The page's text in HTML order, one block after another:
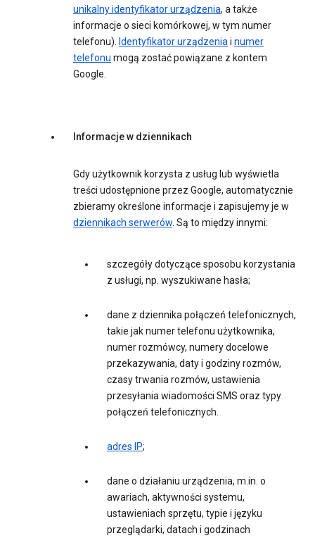
unikalny identyfikator urządzenia, a także
informacje o sieci komórkowej, w tym numer
telefonu). Identyfikator urządzeniai numer
telefonu mogą zostać powiązane z kontem
Google.
Informacje w dziennikach
Gdy użytkownik korzysta z usług lub wyświetla
treści udostępnione przez Google, automatycznie
zbieramy określone informacje i zapisujemy je w
dziennikach serwerów. Są to między innymi:
szczegóły dotyczące sposobu korzystania
z usługi, np. wyszukiwane hasła;
dane z dziennika połączeń telefonicznych,
takie jak numer telefonu użytkownika,
numer rozmówcy, numery docelowe
przekazywania, daty i godziny rozmów,
czasy trwania rozmów, ustawienia
przesyłania wiadomości SMS oraz typy
połączeń telefonicznych.
adres IP;
dane o działaniu urządzenia, m.in. o
awariach, aktywności systemu,
ustawieniach sprzętu, typie i języku
przeglądarki, datach i godzinach